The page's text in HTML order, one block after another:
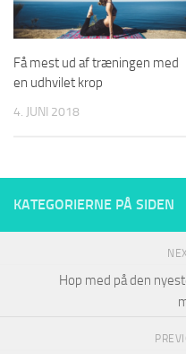
Få mest ud af træningen med
en udhvilet krop
4. JUNI 2018
KATEGORIERNE PÅ SIDEN
Hop med på den